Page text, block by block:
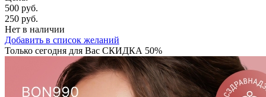
500 руб.
250 руб.
Нет в наличии
Добавить в список желаний
Только сегодня для Вас СКИДКА 50%